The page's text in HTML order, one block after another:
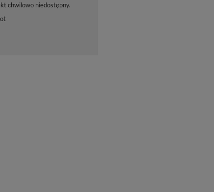
chwilowo niedostępny.